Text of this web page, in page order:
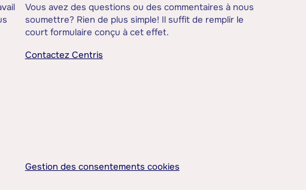
Vous avez des questions ou des commentaires à nous
soumettre? Rien de plus simple! Il suffit de remplir le
court formulaire conçu à cet effet.
Contactez Centris
Gestion des consentements cookies